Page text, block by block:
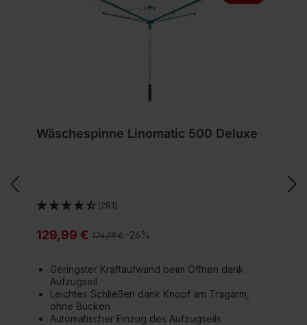
Wäschespinne Linomatic 500 Deluxe
(281)
129,99 € Regulärer Preis:
174,99 € -26%
Geringster Kraftaufwand beim Öffnen dank
Aufzugseil
Leichtes Schließen dank Knopf am Tragarm,
ohne Bücken
Automatischer Einzug des Aufzugseils